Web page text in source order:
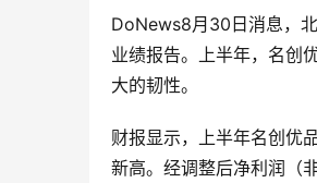
DoNews8月30日消息，
业绩报告。上半年，名创
大的韧性。
财报显示，上半年名创优
新高。经调整后净利润（